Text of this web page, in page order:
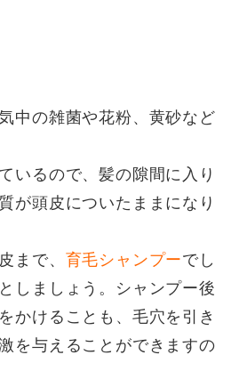
中の雑菌や花粉、黄砂など
いるので、髪の隙間に入り
が頭皮についたままになり
まで、 育毛シャンプーでし
しましょう。シャンプー後
かけることも、毛穴を引き
を与えることができますの